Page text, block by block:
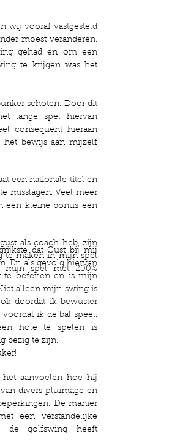
wij vooraf vastgesteld
moest veranderen.
gehad en om een
te krijgen was het
schoten. Door dit
lange spel hiervan
consequent hieraan
bewijs aan mijzelf
een nationale titel en
misslagen. Veel meer
een kleine bonus een
als coach heb, zijn
te maken in mijn spel
spel met 200%
dat Gust bij mij
En als gevolg hiervan
te oefenen en is mijn
alleen mijn swing is
doordat ik bewuster
ik de bal speel.
hole te spelen is
bezig te zijn.
aanvoelen hoe hij
divers pluimage en
De manier
een verstandelijke
de golfswing heeft